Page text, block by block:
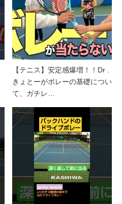
【テニス】安定感爆増！！Dr .
きょとーがボレーの基礎につい
て、ガチレ…